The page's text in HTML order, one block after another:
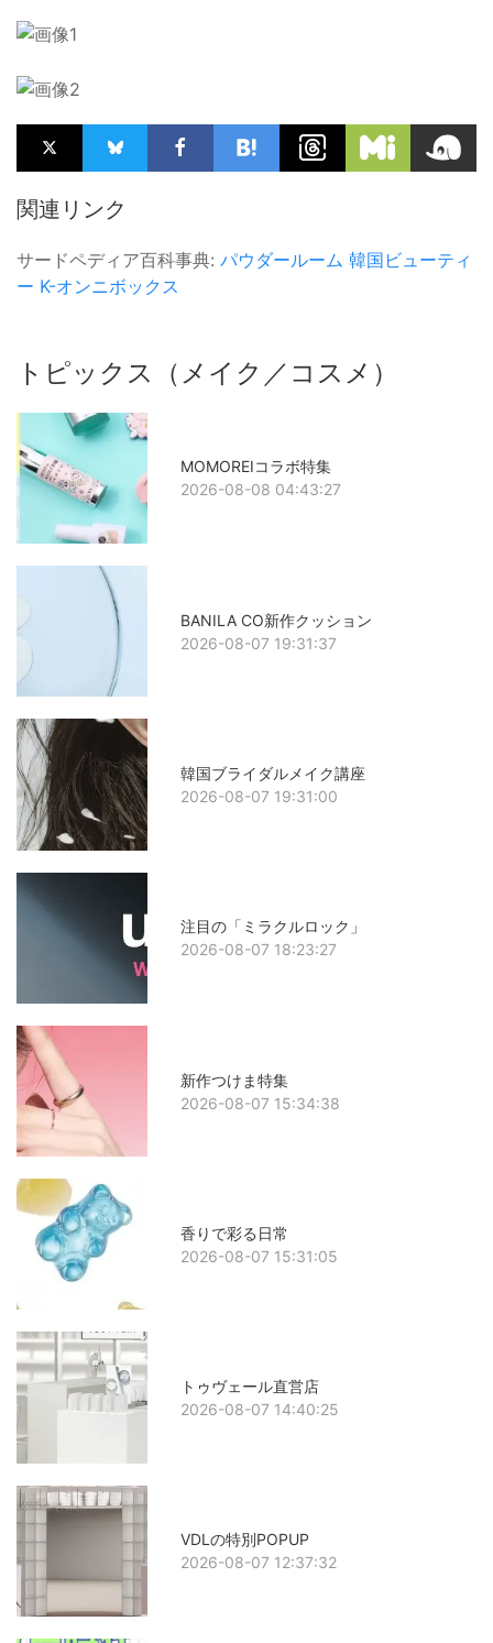
関連リンク
サードペディア百科事典: パウダールーム 韓国ビューティ
ー K-オンニボックス
トピックス（メイク／コスメ）
MOMOREIコラボ特集
2026-08-08 04:43:27
BANILA CO新作クッション
2026-08-07 19:31:37
韓国ブライダルメイク講座
2026-08-07 19:31:00
注目の「ミラクルロック」
2026-08-07 18:23:27
新作つけま特集
2026-08-07 15:34:38
香りで彩る日常
2026-08-07 15:31:05
トゥヴェール直営店
2026-08-07 14:40:25
VDLの特別POPUP
2026-08-07 12:37:32